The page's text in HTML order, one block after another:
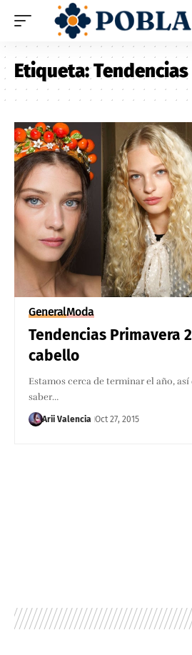
Etiqueta:
GeneralModa
Tendencias Primavera
cabello
Estamos cerca de terminar el año,
saber…
Arii Valencia Oct 27, 2015